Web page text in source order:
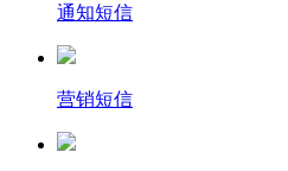
通知短信
营销短信